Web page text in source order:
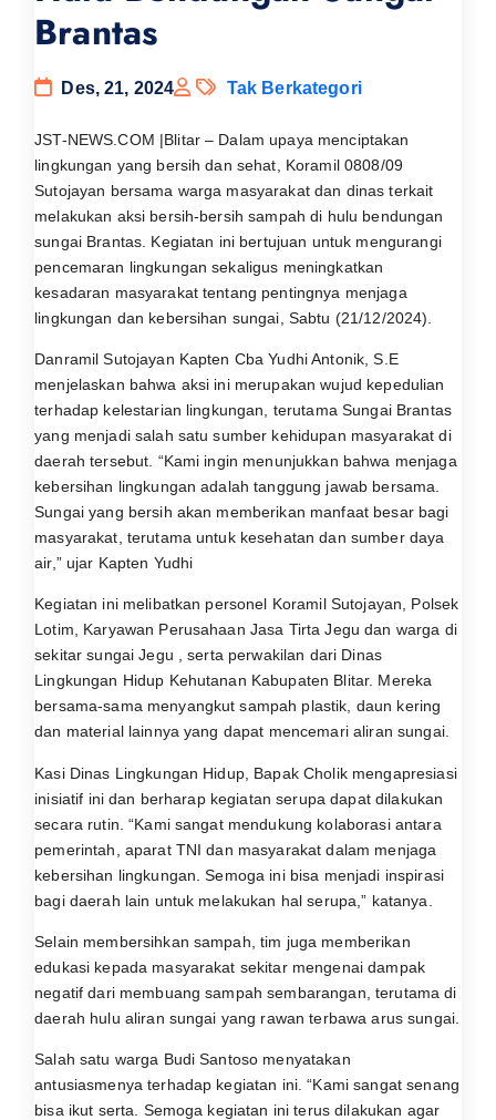
Brantas
Des, 21, 2024 Tak Berkategori
JST-NEWS.COM |Blitar – Dalam upaya menciptakan
lingkungan yang bersih dan sehat, Koramil 0808/09
Sutojayan bersama warga masyarakat dan dinas terkait
melakukan aksi bersih-bersih sampah di hulu bendungan
sungai Brantas. Kegiatan ini bertujuan untuk mengurangi
pencemaran lingkungan sekaligus meningkatkan
kesadaran masyarakat tentang pentingnya menjaga
lingkungan dan kebersihan sungai, Sabtu (21/12/2024).
Danramil Sutojayan Kapten Cba Yudhi Antonik, S.E
menjelaskan bahwa aksi ini merupakan wujud kepedulian
terhadap kelestarian lingkungan, terutama Sungai Brantas
yang menjadi salah satu sumber kehidupan masyarakat di
daerah tersebut. “Kami ingin menunjukkan bahwa menjaga
kebersihan lingkungan adalah tanggung jawab bersama.
Sungai yang bersih akan memberikan manfaat besar bagi
masyarakat, terutama untuk kesehatan dan sumber daya
air,” ujar Kapten Yudhi
Kegiatan ini melibatkan personel Koramil Sutojayan, Polsek
Lotim, Karyawan Perusahaan Jasa Tirta Jegu dan warga di
sekitar sungai Jegu , serta perwakilan dari Dinas
Lingkungan Hidup Kehutanan Kabupaten Blitar. Mereka
bersama-sama menyangkut sampah plastik, daun kering
dan material lainnya yang dapat mencemari aliran sungai.
Kasi Dinas Lingkungan Hidup, Bapak Cholik mengapresiasi
inisiatif ini dan berharap kegiatan serupa dapat dilakukan
secara rutin. “Kami sangat mendukung kolaborasi antara
pemerintah, aparat TNI dan masyarakat dalam menjaga
kebersihan lingkungan. Semoga ini bisa menjadi inspirasi
bagi daerah lain untuk melakukan hal serupa,” katanya.
Selain membersihkan sampah, tim juga memberikan
edukasi kepada masyarakat sekitar mengenai dampak
negatif dari membuang sampah sembarangan, terutama di
daerah hulu aliran sungai yang rawan terbawa arus sungai.
Salah satu warga Budi Santoso menyatakan
antusiasmenya terhadap kegiatan ini. “Kami sangat senang
bisa ikut serta. Semoga kegiatan ini terus dilakukan agar